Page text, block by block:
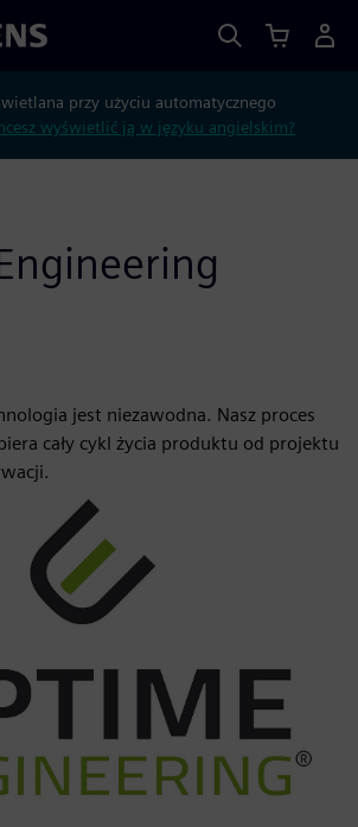
przy użyciu automatycznego
wyświetlić ją w języku angielskim?
jest niezawodna. Nasz proces
cały cykl życia produktu od projektu